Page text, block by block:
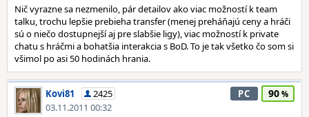
Nič vyrazne sa nezmenilo, pár detailov ako viac možností k team
talku, trochu lepšie prebieha transfer (menej preháňajú ceny a hráči
sú o niečo dostupnejší aj pre slabšie ligy), viac možností k private
chatu s hráčmi a bohatšia interakcia s BoD. To je tak všetko čo som si
všimol po asi 50 hodinách hrania.
Kovi81
2425
03.11.2011 00:32
PC 90